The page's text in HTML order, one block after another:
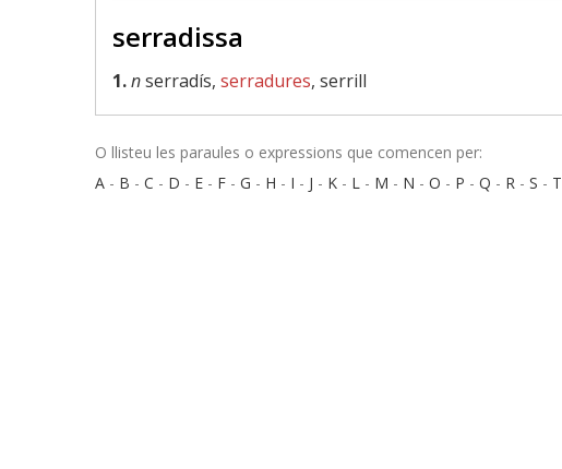
serradissa
1.nserradís, serradures, serrill
O llisteu les paraules o expressions que comencen per:
A - B - C - D - E - F - G - H - I - J - K - L - M - N - O - P - Q - R - S - T